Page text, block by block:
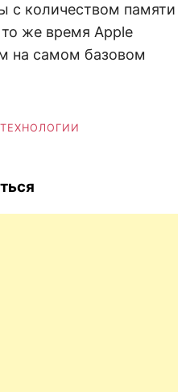
с количеством памяти
то же время Apple
на самом базовом
ТЕХНОЛОГИИ